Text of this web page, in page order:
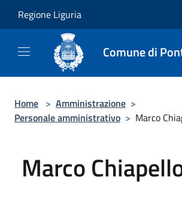
Regione Liguria
Comune di
Home > Amministrazione >
Personale amministrativo > Marco
Marco